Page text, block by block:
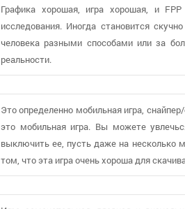
Графика хорошая, игра хорошая, и
исследования. Иногда становится
человека разными способами или за
реальности.
Это определенно мобильная игра,
это мобильная игра. Вы можете
выключить ее, пусть даже на несколько
том, что эта игра очень хороша для